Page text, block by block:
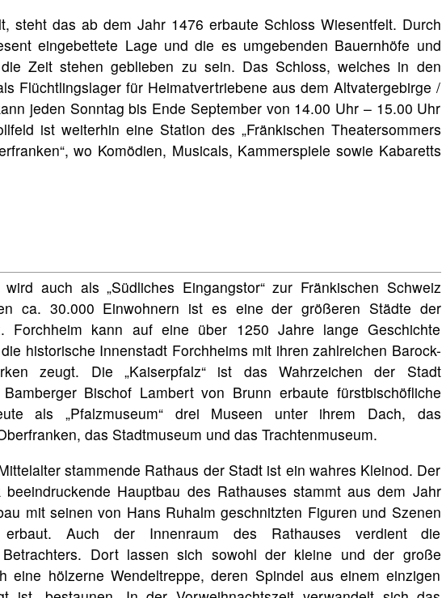
steht das ab dem Jahr 1476 erbaute Schloss Wiesentfelt. Durch
eingebettete Lage und die es umgebenden Bauernhöfe und
Zeit stehen geblieben zu sein. Das Schloss, welches in den
Flüchtlingslager für Heimatvertriebene aus dem Altvatergebirge /
jeden Sonntag bis Ende September von 14.00 Uhr – 15.00 Uhr
ist weiterhin eine Station des „Fränkischen Theatersommers
wo Komödien, Musicals, Kammerspiele sowie Kabaretts
auch als „Südliches Eingangstor“ zur Fränkischen Schweiz
ca. 30.000 Einwohnern ist es eine der größeren Städte der
Forchheim kann auf eine über 1250 Jahre lange Geschichte
historische Innenstadt Forchheims mit ihren zahlreichen Barock-
zeugt. Die „Kaiserpfalz“ ist das Wahrzeichen der Stadt
Bischof Lambert von Brunn erbaute fürstbischöfliche
als „Pfalzmuseum“ drei Museen unter ihrem Dach, das
das Stadtmuseum und das Trachtenmuseum.
stammende Rathaus der Stadt ist ein wahres Kleinod. Der
beeindruckende Hauptbau des Rathauses stammt aus dem Jahr
mit seinen von Hans Ruhalm geschnitzten Figuren und Szenen
Auch der Innenraum des Rathauses verdient die
Betrachters. Dort lassen sich sowohl der kleine und der große
eine hölzerne Wendeltreppe, deren Spindel aus einem einzigen